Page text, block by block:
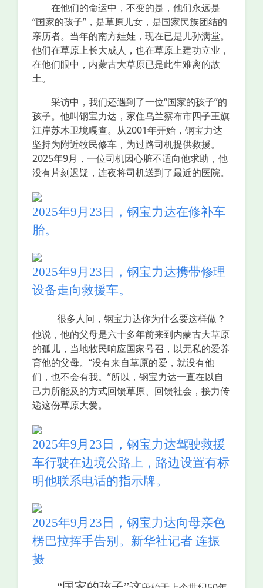
在他们的命运中，不变的是，他们永远是
“国家的孩子”，是草原儿女，是国家民族团结的
亲历者。当年的南方娃娃，现在已是儿孙满堂。
他们在草原上长大成人，也在草原上建功立业，
在他们眼中，内蒙古大草原已是此生难离的故
土。
采访中，我们还遇到了一位“国家的孩子”的
孩子。他叫钢宝力达，家住乌兰察布市四子王旗
江岸苏木卫境嘎查。从2001年开始，钢宝力达
坚持为附近牧民修车，为过路司机提供救援。
2025年9月，一位司机因心脏不适向他求助，他
没有片刻迟疑，连夜将司机送到了最近的医院。
2025年9月23日，钢宝力达在修补车
胎。
2025年9月23日，钢宝力达携带修理
设备走向救援车。
很多人问，钢宝力达你为什么要这样做？
他说，他的父母是六十多年前来到内蒙古大草原
的孤儿，当地牧民响应国家号召，以无私的爱养
育他的父母。“没有来自草原的爱，就没有他
们，也不会有我。”所以，钢宝力达一直在以自
己力所能及的方式回馈草原、回馈社会，接力传
递这份草原大爱。
2025年9月23日，钢宝力达驾驶救援
车行驶在边境公路上，路边设置有标
明他联系电话的指示牌。
2025年9月23日，钢宝力达向母亲色
楞巴拉挥手告别。新华社记者 连振
摄